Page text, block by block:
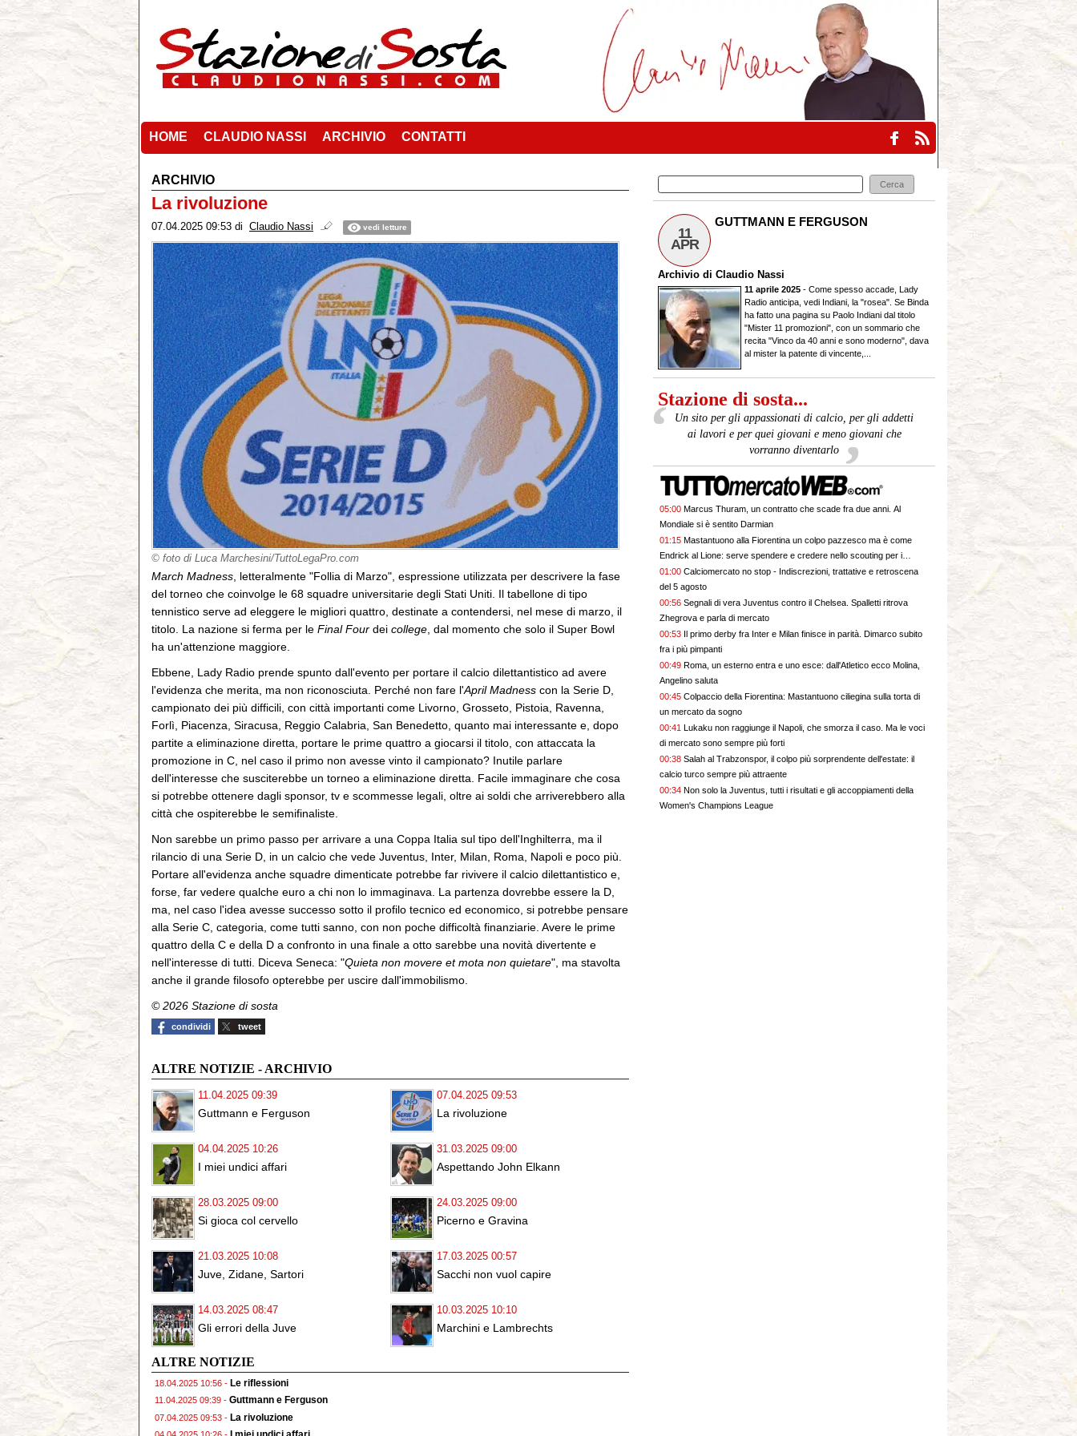
HOME CLAUDIO NASSI ARCHIVIO CONTATTI
ARCHIVIO
La rivoluzione
07.04.2025 09:53 di Claudio Nassi vedi letture
© foto di Luca Marchesini/TuttoLegaPro.com
March Madness , letteralmente "Follia di Marzo", espressione utilizzata per descrivere la fase
del torneo che coinvolge le 68 squadre universitarie degli Stati Uniti. Il tabellone di tipo
tennistico serve ad eleggere le migliori quattro, destinate a contendersi, nel mese di marzo, il
titolo. La nazione si ferma per le Final Four dei college , dal momento che solo il Super Bowl
ha un'attenzione maggiore.
Ebbene, Lady Radio prende spunto dall'evento per portare il calcio dilettantistico ad avere
l'evidenza che merita, ma non riconosciuta. Perché non fare l'AprilMadness con la Serie D,
campionato dei più difficili, con città importanti come Livorno, Grosseto, Pistoia, Ravenna,
Forlì, Piacenza, Siracusa, Reggio Calabria, San Benedetto, quanto mai interessante e, dopo
partite a eliminazione diretta, portare le prime quattro a giocarsi il titolo, con attaccata la
promozione in C, nel caso il primo non avesse vinto il campionato? Inutile parlare
dell'interesse che susciterebbe un torneo a eliminazione diretta. Facile immaginare che cosa
si potrebbe ottenere dagli sponsor, tv e scommesse legali, oltre ai soldi che arriverebbero alla
città che ospiterebbe le semifinaliste.
Non sarebbe un primo passo per arrivare a una Coppa Italia sul tipo dell'Inghilterra, ma il
rilancio di una Serie D, in un calcio che vede Juventus, Inter, Milan, Roma, Napoli e poco più.
Portare all'evidenza anche squadre dimenticate potrebbe far rivivere il calcio dilettantistico e,
forse, far vedere qualche euro a chi non lo immaginava. La partenza dovrebbe essere la D,
ma, nel caso l'idea avesse successo sotto il profilo tecnico ed economico, si potrebbe pensare
alla Serie C, categoria, come tutti sanno, con non poche difficoltà finanziarie. Avere le prime
quattro della C e della D a confronto in una finale a otto sarebbe una novità divertente e
nell'interesse di tutti. Diceva Seneca: "Quieta non movere et mota non quietare", ma stavolta
anche il grande filosofo opterebbe per uscire dall'immobilismo.
© 2026 Stazione di sosta
condividi tweet
ALTRE NOTIZIE - ARCHIVIO
11.04.2025 09:39
Guttmann e Ferguson
07.04.2025 09:53
La rivoluzione
04.04.2025 10:26
I miei undici affari
31.03.2025 09:00
Aspettando John Elkann
28.03.2025 09:00
Si gioca col cervello
24.03.2025 09:00
Picerno e Gravina
21.03.2025 10:08
Juve, Zidane, Sartori
17.03.2025 00:57
Sacchi non vuol capire
14.03.2025 08:47
Gli errori della Juve
10.03.2025 10:10
Marchini e Lambrechts
ALTRE NOTIZIE
18.04.2025 10:56 - Le riflessioni
11.04.2025 09:39 - Guttmann e Ferguson
07.04.2025 09:53 - La rivoluzione
11
APR
GUTTMANN E FERGUSON
Archivio di Claudio Nassi
11 aprile 2025 - Come spesso accade, Lady
Radio anticipa, vedi Indiani, la "rosea". Se Binda
ha fatto una pagina su Paolo Indiani dal titolo
"Mister 11 promozioni", con un sommario che
recita "Vinco da 40 anni e sono moderno", dava
al mister la patente di vincente,...
Stazione di sosta...
Un sito per gli appassionati di calcio, per gli addetti
ai lavori e per quei giovani e meno giovani che
vorranno diventarlo
05:00 Marcus Thuram, un contratto che scade fra due anni. Al
Mondiale si è sentito Darmian
01:15 Mastantuono alla Fiorentina un colpo pazzesco ma è come
Endrick al Lione: serve spendere e credere nello scouting per i
migliori talenti. Giovani italiani: attenzione perché qualcosa sta
cambiando davvero
01:00 Calciomercato no stop - Indiscrezioni, trattative e retroscena
del 5 agosto
00:56 Segnali di vera Juventus contro il Chelsea. Spalletti ritrova
Zhegrova e parla di mercato
00:53 Il primo derby fra Inter e Milan finisce in parità. Dimarco subito
fra i più pimpanti
00:49 Roma, un esterno entra e uno esce: dall'Atletico ecco Molina,
Angelino saluta
00:45 Colpaccio della Fiorentina: Mastantuono ciliegina sulla torta di
un mercato da sogno
00:41 Lukaku non raggiunge il Napoli, che smorza il caso. Ma le voci
di mercato sono sempre più forti
00:38 Salah al Trabzonspor, il colpo più sorprendente dell'estate: il
calcio turco sempre più attraente
00:34 Non solo la Juventus, tutti i risultati e gli accoppiamenti della
Women's Champions League